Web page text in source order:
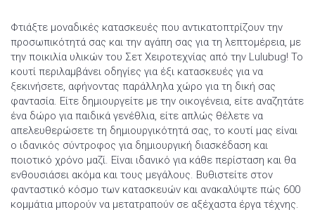
Φτιάξτε μοναδικές κατασκευές που αντικατοπτρίζουν την
προσωπικότητά σας και την αγάπη σας για τη λεπτομέρεια, με
την ποικιλία υλικών του Σετ Χειροτεχνίας από την Lulubug! Το
κουτί περιλαμβάνει οδηγίες για έξι κατασκευές για να
ξεκινήσετε, αφήνοντας παράλληλα χώρο για τη δική σας
φαντασία. Είτε δημιουργείτε με την οικογένεια, είτε αναζητάτε
ένα δώρο για παιδικά γενέθλια, είτε απλώς θέλετε να
απελευθερώσετε τη δημιουργικότητά σας, το κουτί μας είναι
ο ιδανικός σύντροφος για δημιουργική διασκέδαση και
ποιοτικό χρόνο μαζί. Είναι ιδανικό για κάθε περίσταση και θα
ενθουσιάσει ακόμα και τους μεγάλους. Βυθιστείτε στον
φανταστικό κόσμο των κατασκευών και ανακαλύψτε πώς 600
κομμάτια μπορούν να μετατραπούν σε αξέχαστα έργα τέχνης.